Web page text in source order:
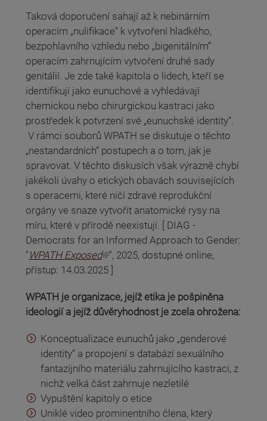
Taková doporučení sahají až k nebinárním
operacím „nulifikace“ k vytvoření hladkého,
bezpohlavního vzhledu nebo „bigenitálním“
operacím zahrnujícím vytvoření druhé sady
genitálií. Je zde také kapitola o lidech, kteří se
identifikují jako eunuchové a vyhledávají
chemickou nebo chirurgickou kastraci jako
prostředek k potvrzení své „eunuchské identity“.
V rámci souborů WPATH se diskutuje o těchto
„nestandardních“ postupech a o tom, jak je
spravovat. V těchto diskusích však výrazně chybí
jakékoli úvahy o etických obavách souvisejících
s operacemi, které ničí zdravé reprodukční
orgány ve snaze vytvořit anatomické rysy na
míru, které v přírodě neexistují. [ DIAG -
Democrats for an Informed Approach to Gender:
" WPATH Exposed
(odkaz je externí)
", 2025, dostupné online,
přístup: 14.03.2025 ]
WPATH je organizace, jejíž etika je pošpiněna
ideologií a jejíž důvěryhodnost je zcela ohrožena:
Konceptualizace eunuchů jako „genderové
identity“ a propojení s databází sexuálního
fantazijního materiálu zahrnujícího kastraci, z
nichž velká část zahrnuje nezletilé
Vypuštění kapitoly o etice
Uniklé video prominentního člena, který